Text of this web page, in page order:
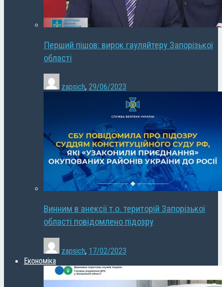
Перший пішов: вирок гауляйтеру Запорізької
області
zapsich, 29/06/2023
Винним в анексії т.о. територій Запорізької
області повідомлено підозру
zapsich, 17/02/2023
Економіка